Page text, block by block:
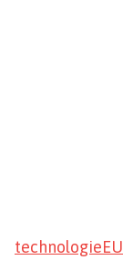
technologieEU